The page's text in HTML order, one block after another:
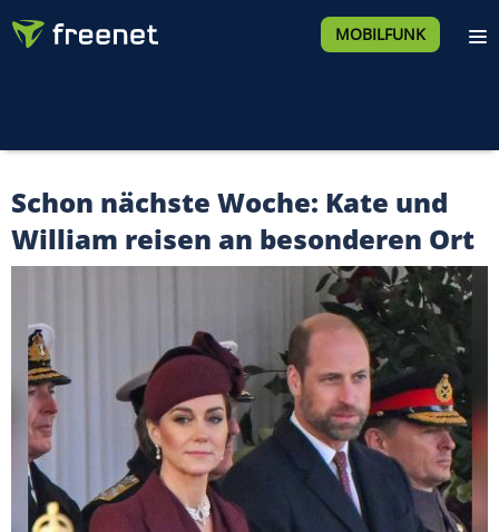
MOBILFUNK
Schon nächste Woche: Kate und
William reisen an besonderen Ort